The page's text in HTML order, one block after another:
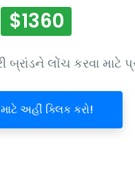
$1360
લોંચ કરવા માટે
અહીં ક્લિક કરો!